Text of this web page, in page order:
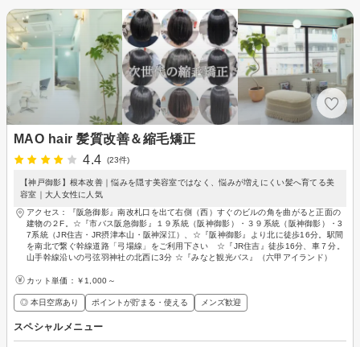
MAO hair 髪質改善＆縮毛矯正
4.4
(23件)
【神戸御影】根本改善｜悩みを隠す美容室ではなく、悩みが増えにくい髪へ育てる美
容室｜大人女性に人気
アクセス：『阪急御影』南改札口を出て右側（西）すぐのビルの角を曲がると正面の
建物の２F。☆『市バス阪急御影』１９系統（阪神御影）・３９系統（阪神御影）・3
7系統（JR住吉・JR摂津本山・阪神深江）、☆『阪神御影』より北に徒歩16分。駅間
を南北で繋ぐ幹線道路「弓場線」をご利用下さい ☆『JR住吉』徒歩16分、車７分。
山手幹線沿いの弓弦羽神社の北西に3分 ☆『みなと観光バス』（六甲アイランド）
カット単価： ￥1,000～
◎ 本日空席あり ポイントが貯まる・使える メンズ歓迎
スペシャルメニュー